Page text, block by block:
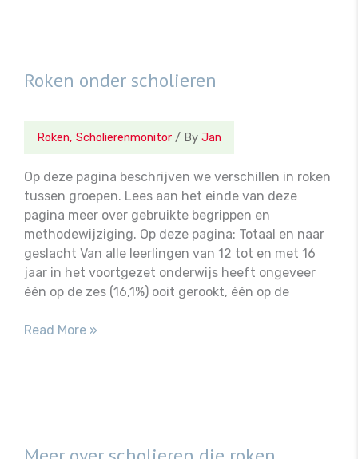
Roken onder scholieren
Roken, Scholierenmonitor / By Jan
Op deze pagina beschrijven we verschillen in roken
tussen groepen. Lees aan het einde van deze
pagina meer over gebruikte begrippen en
methodewijziging. Op deze pagina: Totaal en naar
geslacht Van alle leerlingen van 12 tot en met 16
jaar in het voortgezet onderwijs heeft ongeveer
één op de zes (16,1%) ooit gerookt, één op de
Roken
Read More »